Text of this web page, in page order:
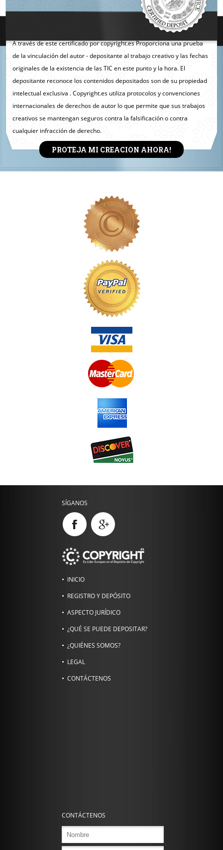
A través de este certificado por copyright.es Proporciona una prueba
de la vinculación del autor - depositante al trabajo creativo y las fechas
originales de la existencia de las TIC en este punto y la hora. El
depositante reconoce los contenidos depositados son de su propiedad
intelectual exclusiva . Copyright.es utiliza protocolos y convenciones
internacionales de derechos de autor lo que permite que sus trabajos
creativos se mantengan seguros contra la falsificación o contra
cualquier infracción de derecho.
PROTEJA MI CREACION AHORA!
SÍGANOS
INICIO
REGISTRO Y DEPÓSITO
ASPECTO JURÍDICO
¿QUÉ SE PUEDE DEPOSITAR?
¿QUIÉNES SOMOS?
LEGAL
CONTÁCTENOS
CONTÁCTENOS